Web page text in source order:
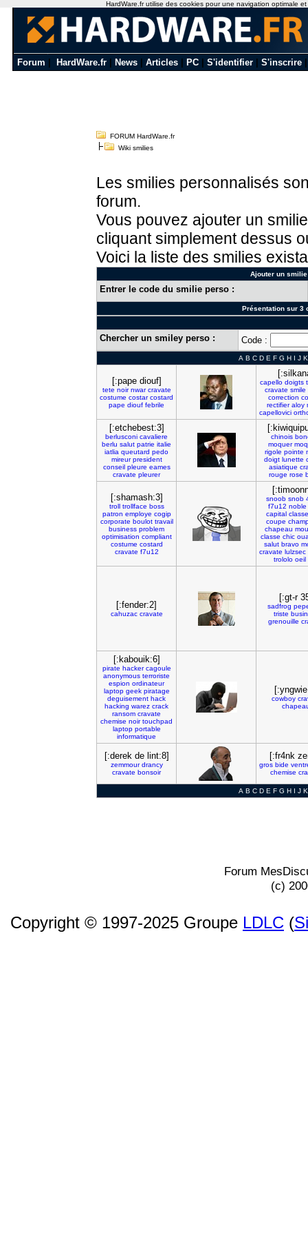
Forum HardWare.fr News Articles PC S'identifier S'inscrire
FORUM HardWare.fr
Wiki smilies
Les smilies personnalisés
forum.
Vous pouvez ajouter un
cliquant simplement dessus
Voici la liste des smilies
Ajouter un
Entrer le code du smilie perso :
Présentation sur 3
Chercher un smiley perso : Code :
A B C D E F G H I J K
[:pape diouf]
tete noir nwar cravate
costume costar costard
pape diouf febrile
capello doigts
cravate smile
correction
rectifier aloy
capellovici
[:etchebest:3]
berlusconi cavaliere
berlu salut patrie italie
iatlia queutard pedo
mireur president
conseil pleure eames
cravate pleurer
chinois
moquer
rigole pointe
doigt lunette
asiatique
rouge rose
[:shamash:3]
troll trollface boss
patron employe cogip
corporate boulot travail
business problem
optimisation compliant
costume costard
cravate f7u12
snoob snob
f7u12 noble
capital classe
coupe
chapeau
classe chic
salut bravo
cravate lulzsec
trololo oeil
[:fender:2]
cahuzac cravate
[:gt-r
sadfrog
triste
grenouille
[:kabouik:6]
pirate hacker cagoule
anonymous terroriste
espion ordinateur
laptop geek piratage
deguisement hack
hacking warez crack
ransom cravate
chemise noir touchpad
laptop portable
informatique
cowboy
[:derek de lint:8]
zemmour drancy
cravate bonsoir
[:fr4nk
gros bide
chemise
A B C D E F G H I J K
Forum
(c)
Copyright © 1997-2025 Groupe LDLC (
HardWare.fr utilise des cookies pour une navigation optimale